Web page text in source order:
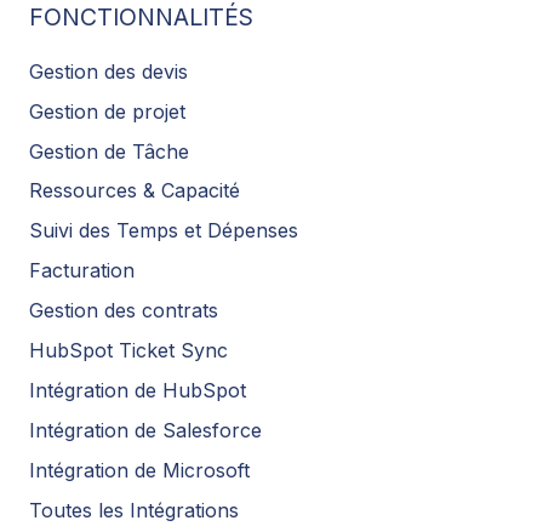
FONCTIONNALITÉS
Gestion des devis
Gestion de projet
Gestion de Tâche
Ressources & Capacité
Suivi des Temps et Dépenses
Facturation
Gestion des contrats
HubSpot Ticket Sync
Intégration de HubSpot
Intégration de Salesforce
Intégration de Microsoft
Toutes les Intégrations